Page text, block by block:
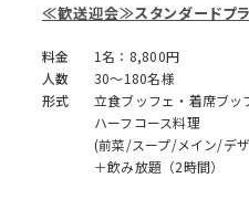
≪歓送迎会≫スタンダードプ
料金
1名：8,800円
人数
30～180名様
形式
立食ブッフェ・着席ブッ
ハーフコース料理
(前菜/スープ/メイン/デ
＋飲み放題（2時間）